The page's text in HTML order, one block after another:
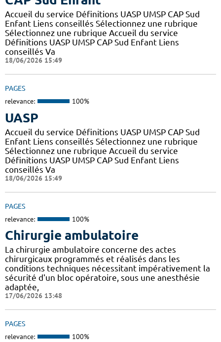
Accueil du service Définitions UASP UMSP CAP Sud
Enfant Liens conseillés Sélectionnez une rubrique
Sélectionnez une rubrique Accueil du service
Définitions UASP UMSP CAP Sud Enfant Liens
conseillés Va
18/06/2026 15:49
PAGES
relevance: 100%
UASP
Accueil du service Définitions UASP UMSP CAP Sud
Enfant Liens conseillés Sélectionnez une rubrique
Sélectionnez une rubrique Accueil du service
Définitions UASP UMSP CAP Sud Enfant Liens
conseillés Va
18/06/2026 15:49
PAGES
relevance: 100%
Chirurgie ambulatoire
La chirurgie ambulatoire concerne des actes
chirurgicaux programmés et réalisés dans les
conditions techniques nécessitant impérativement la
sécurité d'un bloc opératoire, sous une anesthésie
adaptée,
17/06/2026 13:48
PAGES
relevance: 100%